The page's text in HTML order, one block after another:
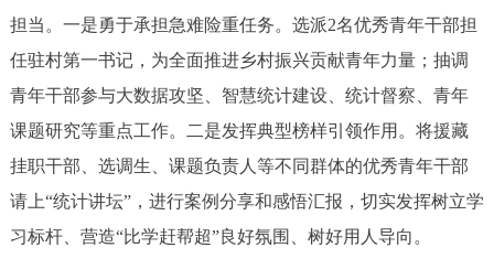
担当。一是勇于承担急难险重任务。选派2名优秀青年干部担
任驻村第一书记，为全面推进乡村振兴贡献青年力量；抽调
青年干部参与大数据攻坚、智慧统计建设、统计督察、青年
课题研究等重点工作。二是发挥典型榜样引领作用。将援藏
挂职干部、选调生、课题负责人等不同群体的优秀青年干部
请上“统计讲坛”，进行案例分享和感悟汇报，切实发挥树立学
习标杆、营造“比学赶帮超”良好氛围、树好用人导向。